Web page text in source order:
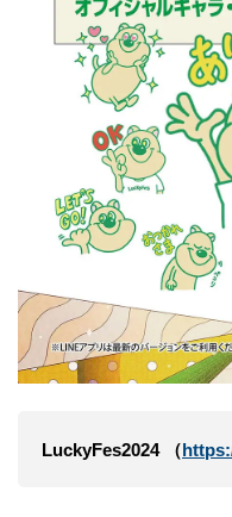
LuckyFes2024 （